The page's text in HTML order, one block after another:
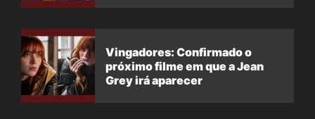
Vingadores: Confirmado o
próximo filme em que a Jean
Grey irá aparecer